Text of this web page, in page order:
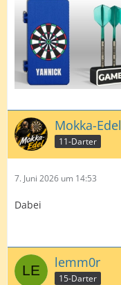
Mokka-Edel
11-Darter
7. Juni 2026 um 14:53
Dabei
lemm0r
15-Darter